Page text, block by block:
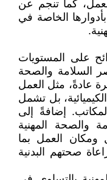
كما تنجم عن
الخاصة في
على المستويات
السلامة والصحة
عادةً، مثل العمل
بل تشمل
إضافةً إلى
والصحة المهنية
ومكان العمل بما
صحتهم البدنية